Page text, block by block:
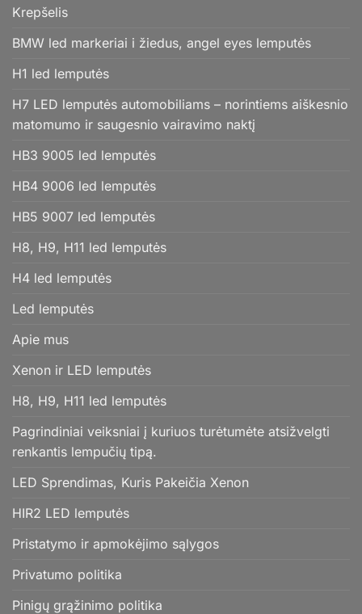
Krepšelis
BMW led markeriai i žiedus, angel eyes lemputės
H1 led lemputės
H7 LED lemputės automobiliams – norintiems aiškesnio
matomumo ir saugesnio vairavimo naktį
HB3 9005 led lemputės
HB4 9006 led lemputės
HB5 9007 led lemputės
H8, H9, H11 led lemputės
H4 led lemputės
Led lemputės
Apie mus
Xenon ir LED lemputės
H8, H9, H11 led lemputės
Pagrindiniai veiksniai į kuriuos turėtumėte atsižvelgti
renkantis lempučių tipą.
LED Sprendimas, Kuris Pakeičia Xenon
HIR2 LED lemputės
Pristatymo ir apmokėjimo sąlygos
Privatumo politika
Pinigų grąžinimo politika